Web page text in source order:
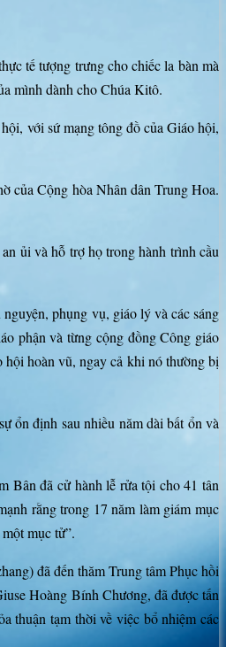
tế tượng trưng cho chiếc la bàn mà
mình dành cho Chúa Kitô.
với sứ mạng tông đồ của Giáo hội,
của Cộng hòa Nhân dân Trung Hoa.
ủi và hỗ trợ họ trong hành trình cầu
phụng vụ, giáo lý và các sáng
phận và từng cộng đồng Công giáo
hoàn vũ, ngay cả khi nó thường bị
ổn định sau nhiều năm dài bất ổn và
Bân đã cử hành lễ rửa tội cho 41 tân
rằng trong 17 năm làm giám mục
mục tử”.
đã đến thăm Trung tâm Phục hồi
Hoàng Bính Chương, đã được tấn
thuận tạm thời về việc bổ nhiệm các